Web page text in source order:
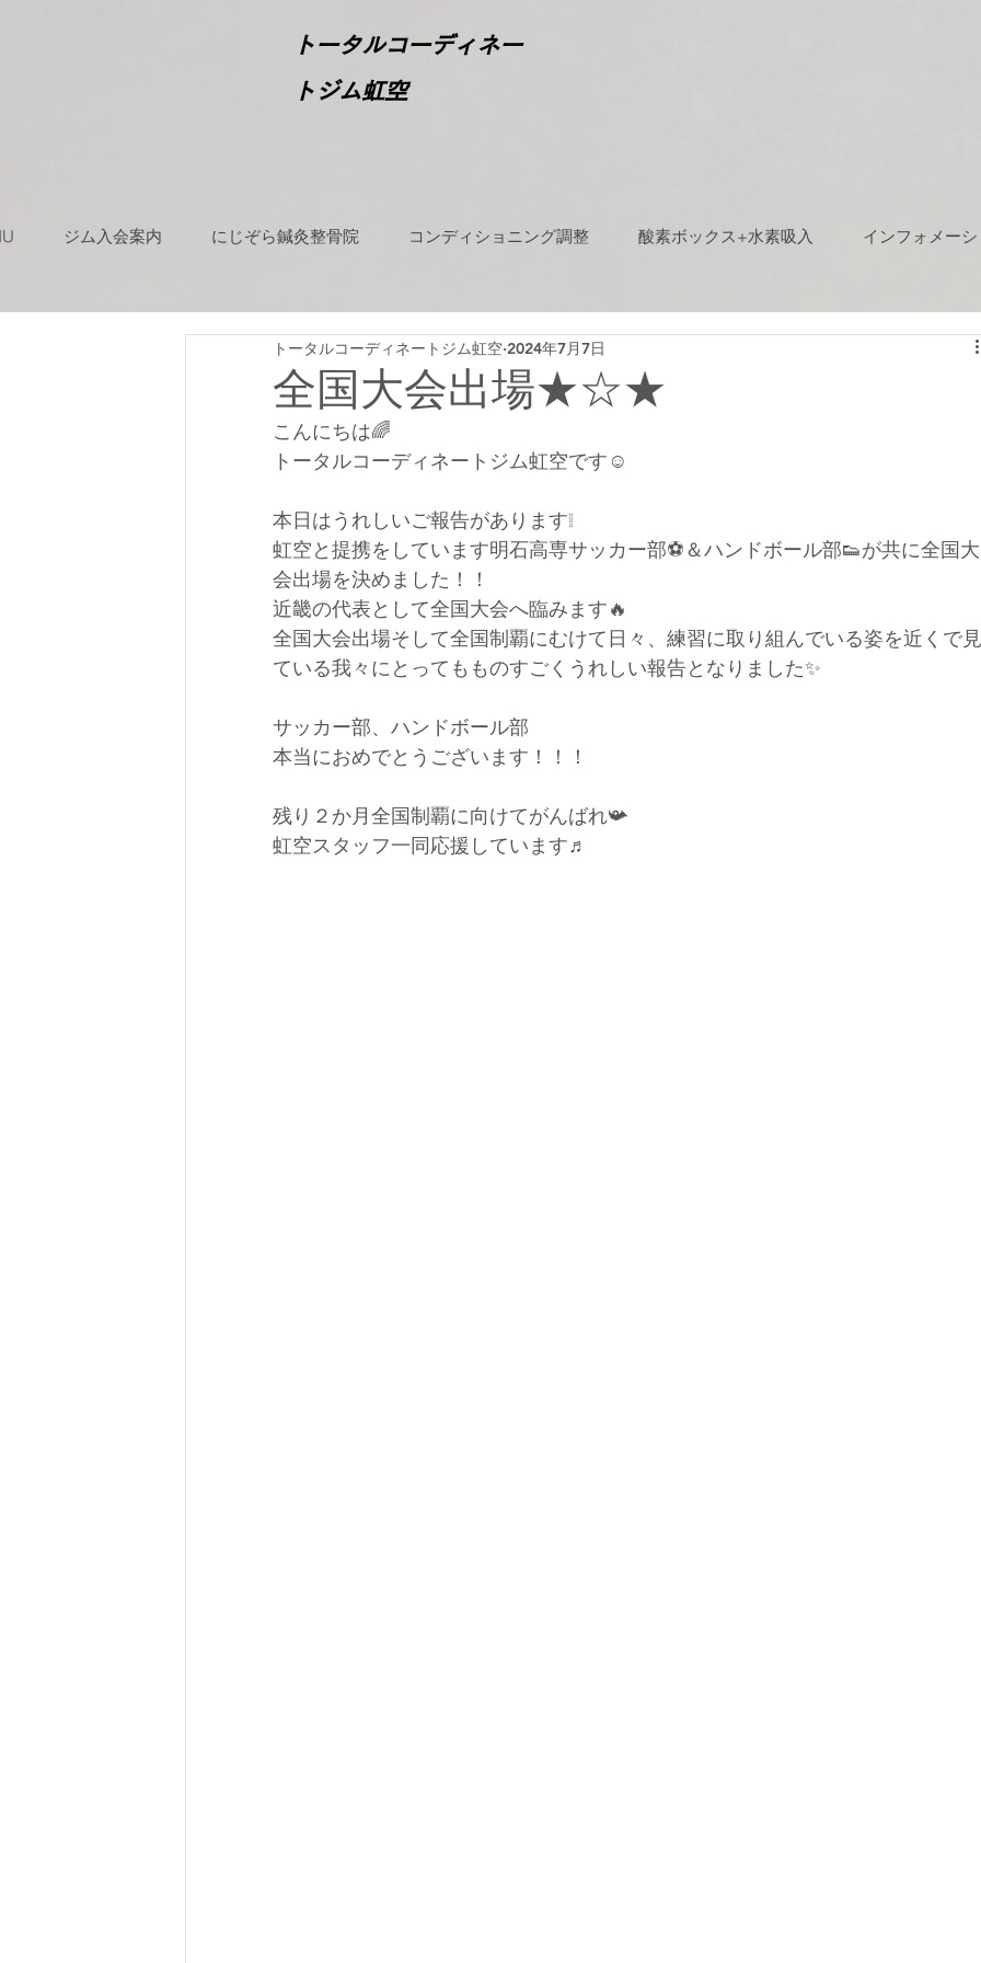
​トータルコーディネー
トジム虹空
ジム入会案内 にじぞら鍼灸整骨院 コンディショニング調整 酸素ボックス+水素吸入 インフォメー
全国大会出場★☆★
トータルコーディネートジム虹空 2024年7月7日
こんにちは🌈
トータルコーディネートジム虹空です☺
本日はうれしいご報告があります❕
虹空と提携をしています明石高専サッカー部⚽＆ハンドボール部👟が共に全国大
会出場を決めました！！
近畿の代表として全国大会へ臨みます🔥
全国大会出場そして全国制覇にむけて日々、練習に取り組んでいる姿を近くで見
ている我々にとってもものすごくうれしい報告となりました✨
サッカー部、ハンドボール部
本当におめでとうございます！！！
残り２か月全国制覇に向けてがんばれ📯
虹空スタッフ一同応援しています♬